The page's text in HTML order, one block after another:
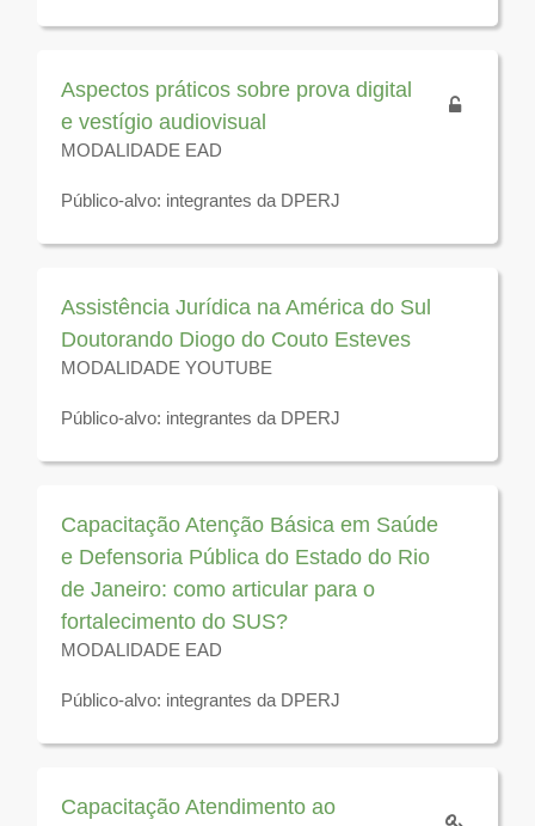
Disponível para visualização até 31 de dezembro de
Aspectos práticos sobre prova digital
e vestígio audiovisual
MODALIDADE EAD
Público-alvo: integrantes da DPERJ
Disponível para visualização até 31 de dezembro de
Assistência Jurídica na América do Sul
Doutorando Diogo do Couto Esteves
MODALIDADE YOUTUBE
Público-alvo: integrantes da DPERJ
Disponível para visualização até 31 de dezembro de
Capacitação Atenção Básica em Saúde
e Defensoria Pública do Estado do Rio
de Janeiro: como articular para o
fortalecimento do SUS?
MODALIDADE EAD
Público-alvo: integrantes da DPERJ
Disponível para visualização até 31 de dezembro de
Capacitação Atendimento ao